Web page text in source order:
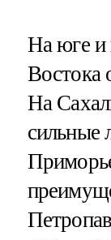
На юге и
Востока
На
сильные